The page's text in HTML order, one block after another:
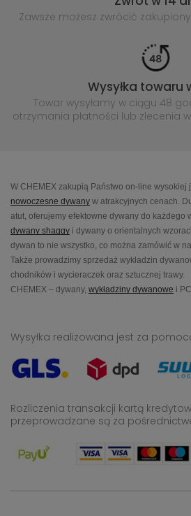
Zawsze możesz zwrócić zakupiony
Wysyłka towaru
Towar wysyłamy w ciągu 48
otrzymania płatności lub zlecenia
W CHEMEX zakupią Państwo on-line wysokiej
nowoczesne dywany w atrakcyjnych cenach.
atut, oferujemy efektowne dywany do każdego
dywany shaggy i dywany o orientalnych
dywan to nie wszystko, co można zamówić w
Także prowadzimy sprzedaż wykładzin
chodników i wycieraczek oraz sztucznej trawy.
CHEMEX – dywany, wykładziny dywanowe i
Wysyłka realizowana jest za
Rozliczenia transakcji kartą
przeprowadzane są za